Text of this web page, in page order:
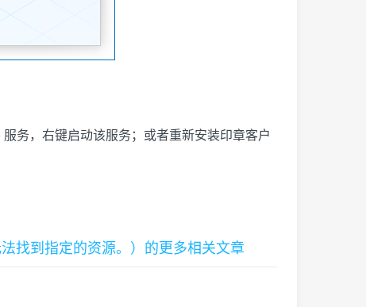
务，右键启动该服务；或者重新安装印章客户
找到指定的资源。）的更多相关文章